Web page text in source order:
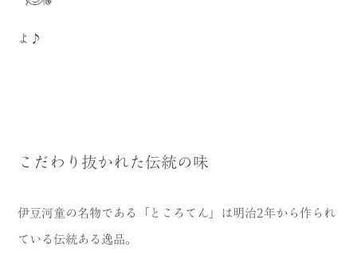
よ♪
こだわり抜かれた伝統の味
伊豆河童の名物である「ところてん」は明治2年から作られ
ている伝統ある逸品。